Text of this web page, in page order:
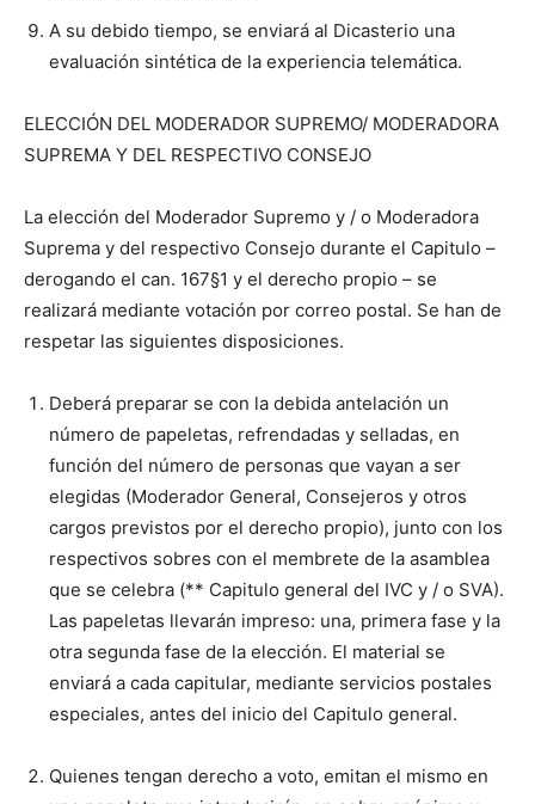
A su debido tiempo, se enviará al Dicasterio una
evaluación sintética de la experiencia telemática.
ELECCIÓN DEL MODERADOR SUPREMO/ MODERADORA
SUPREMA Y DEL RESPECTIVO CONSEJO
La elección del Moderador Supremo y / o Moderadora
Suprema y del respectivo Consejo durante el Capitulo –
derogando el can. 167§1 y el derecho propio – se
realizará mediante votación por correo postal. Se han de
respetar las siguientes disposiciones.
Deberá preparar se con la debida antelación un
número de papeletas, refrendadas y selladas, en
función del número de personas que vayan a ser
elegidas (Moderador General, Consejeros y otros
cargos previstos por el derecho propio), junto con los
respectivos sobres con el membrete de la asamblea
que se celebra (** Capitulo general del IVC y / o SVA).
Las papeletas llevarán impreso: una, primera fase y la
otra segunda fase de la elección. El material se
enviará a cada capitular, mediante servicios postales
especiales, antes del inicio del Capitulo general.
Quienes tengan derecho a voto, emitan el mismo en